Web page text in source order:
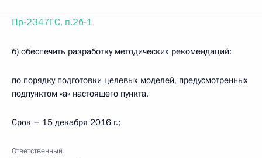
Пр-2347ГС, п.2б-1
б) обеспечить разработку методических рекомендаций:
по порядку подготовки целевых моделей, предусмотренных
подпунктом «а» настоящего пункта.
Срок – 15 декабря 2016 г.;
Ответственный